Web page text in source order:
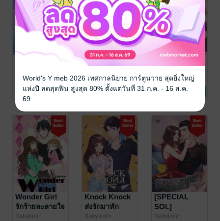
ทฤษฎีสมคบรัก
Babylinlin
นิยายรัก
Run away หนี
ตกหลุมรัก
Babylinlin
นิยายรัก
แกล้งรักขยับใจ
SS2
Babylinlin
นิยายรักวัยรุ่น
Wonder Girl
รักร้ายละลายใจ
Babylinlin
Knock Knock
ส่งรักมาทัก
หัวใจ
Babylinlin
[SPECIAL
SOL]
ENCHAIN 22
Babylinlin
World's Y meb 2026 เทศกาลนิยาย การ์ตูนวาย สุดยิ่งใหญ่
แห่งปี ลดสุดฟิน สูงสุด 80% ตั้งแต่วันที่ 31 ก.ค. - 16 ส.ค.
69